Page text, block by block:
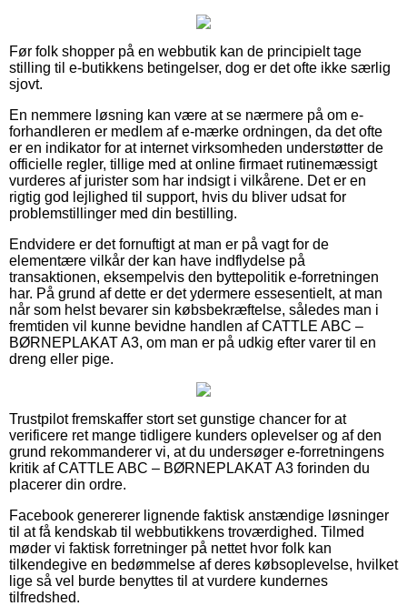
Før folk shopper på en webbutik kan de principielt tage
stilling til e-butikkens betingelser, dog er det ofte ikke særlig
sjovt.
En nemmere løsning kan være at se nærmere på om e-
forhandleren er medlem af e-mærke ordningen, da det ofte
er en indikator for at internet virksomheden understøtter de
officielle regler, tillige med at online firmaet rutinemæssigt
vurderes af jurister som har indsigt i vilkårene. Det er en
rigtig god lejlighed til support, hvis du bliver udsat for
problemstillinger med din bestilling.
Endvidere er det fornuftigt at man er på vagt for de
elementære vilkår der kan have indflydelse på
transaktionen, eksempelvis den byttepolitik e-forretningen
har. På grund af dette er det ydermere essesentielt, at man
når som helst bevarer sin købsbekræftelse, således man i
fremtiden vil kunne bevidne handlen af CATTLE ABC –
BØRNEPLAKAT A3, om man er på udkig efter varer til en
dreng eller pige.
Trustpilot fremskaffer stort set gunstige chancer for at
verificere ret mange tidligere kunders oplevelser og af den
grund rekommanderer vi, at du undersøger e-forretningens
kritik af CATTLE ABC – BØRNEPLAKAT A3 forinden du
placerer din ordre.
Facebook genererer lignende faktisk anstændige løsninger
til at få kendskab til webbutikkens troværdighed. Tilmed
møder vi faktisk forretninger på nettet hvor folk kan
tilkendegive en bedømmelse af deres købsoplevelse, hvilket
lige så vel burde benyttes til at vurdere kundernes
tilfredshed.